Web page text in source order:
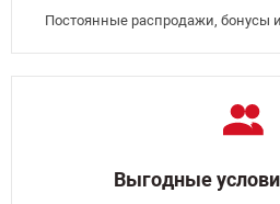
Постоянные распродажи, бонусы
Выгодные